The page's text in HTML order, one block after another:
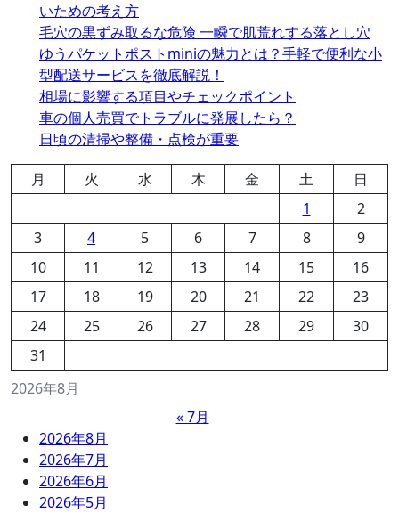
いための考え方
毛穴の黒ずみ取るな危険 一瞬で肌荒れする落とし穴
ゆうパケットポストminiの魅力とは？手軽で便利な小
型配送サービスを徹底解説！
相場に影響する項目やチェックポイント
車の個人売買でトラブルに発展したら？
日頃の清掃や整備・点検が重要
2026年8月
月 火 水 木 金 土
日
1
2
3
4 5 6 7 8
9
10
11 12 13 14 15
16
17
18 19 20 21 22
23
24
25 26 27 28 29
30
31
« 7月
2026年8月
2026年7月
2026年6月
2026年5月